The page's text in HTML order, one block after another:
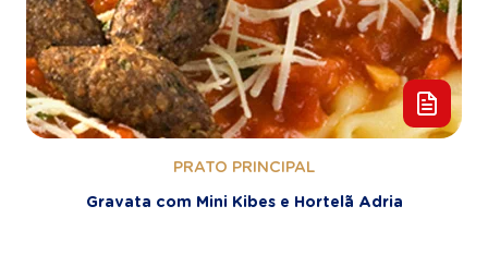
PRATO PRINCIPAL
Gravata com Mini Kibes e Hortelã Adria